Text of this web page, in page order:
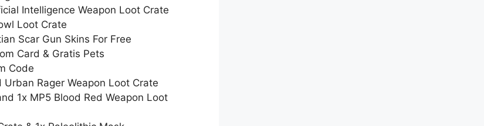
Intelligence Weapon Loot Crate
Loot Crate
Scar Gun Skins For Free
Card & Gratis Pets
Code
Urban Rager Weapon Loot Crate
1x MP5 Blood Red Weapon Loot